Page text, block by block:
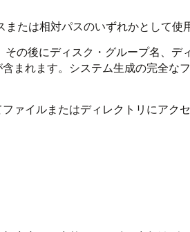
たは相対パスのいずれかとして使
の後にディスク・グループ名、デ
まれます。システム生成の完全な
ァイルまたはディレクトリにアク